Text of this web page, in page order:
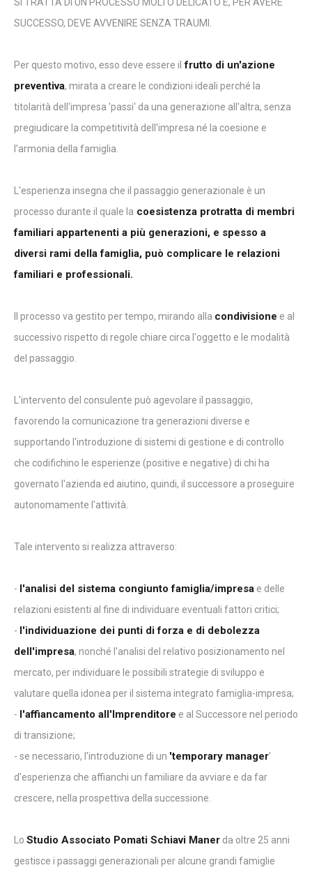
SUCCESSO, DEVE AVVENIRE SENZA TRAUMI.
Per questo motivo, esso deve essere il frutto di un'azione
preventiva, mirata a creare le condizioni ideali perché la
titolarità dell'impresa 'passi' da una generazione all'altra, senza
pregiudicare la competitività dell'impresa né la coesione e
l'armonia della famiglia.
L'esperienza insegna che il passaggio generazionale è un
processo durante il quale la coesistenza protratta di membri
familiari appartenenti a più generazioni, e spesso a
diversi rami della famiglia, può complicare le relazioni
familiari e professionali.
Il processo va gestito per tempo, mirando alla condivisione e al
successivo rispetto di regole chiare circa l'oggetto e le modalità
del passaggio.
L'intervento del consulente può agevolare il passaggio,
favorendo la comunicazione tra generazioni diverse e
supportando l'introduzione di sistemi di gestione e di controllo
che codifichino le esperienze (positive e negative) di chi ha
governato l'azienda ed aiutino, quindi, il successore a proseguire
autonomamente l'attività.
Tale intervento si realizza attraverso:
- l'analisi del sistema congiunto famiglia/impresa e delle
relazioni esistenti al fine di individuare eventuali fattori critici;
- l'individuazione dei punti di forza e di debolezza
dell'impresa, nonché l'analisi del relativo posizionamento nel
mercato, per individuare le possibili strategie di sviluppo e
valutare quella idonea per il sistema integrato famiglia-impresa;
- l'affiancamento all'Imprenditore e al Successore nel periodo
di transizione;
- se necessario, l'introduzione di un 'temporary manager'
d'esperienza che affianchi un familiare da avviare e da far
crescere, nella prospettiva della successione.
Lo Studio Associato Pomati Schiavi Maner da oltre 25 anni
gestisce i passaggi generazionali per alcune grandi famiglie